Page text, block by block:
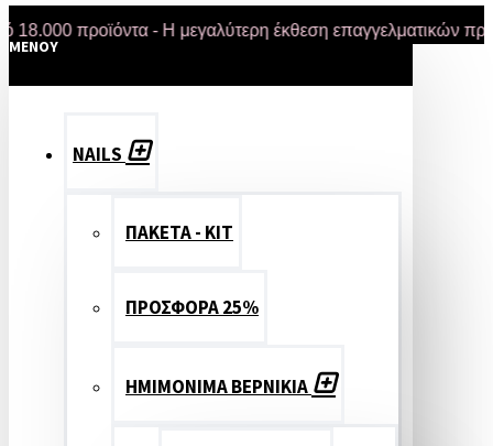
- Η μεγαλύτερη έκθεση επαγγελματικών
MENOY
NAILS
ΠΑΚΕΤΑ - ΚΙΤ
ΠΡΟΣΦΟΡΑ 25%
ΗΜΙΜΟΝΙΜΑ ΒΕΡΝΙΚΙΑ